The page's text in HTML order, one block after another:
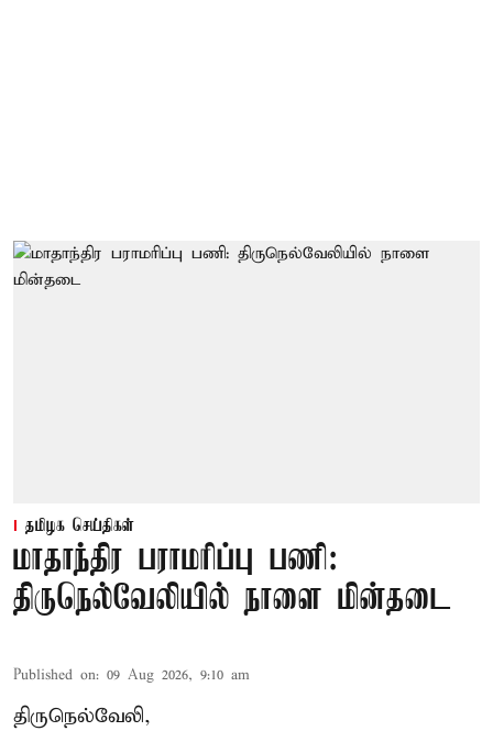
தமிழக செய்திகள்
மாதாந்திர பராமரிப்பு பணி:
திருநெல்வேலியில் நாளை மின்தடை
Published on: 09 Aug 2026, 9:10 am
திருநெல்வேலி,